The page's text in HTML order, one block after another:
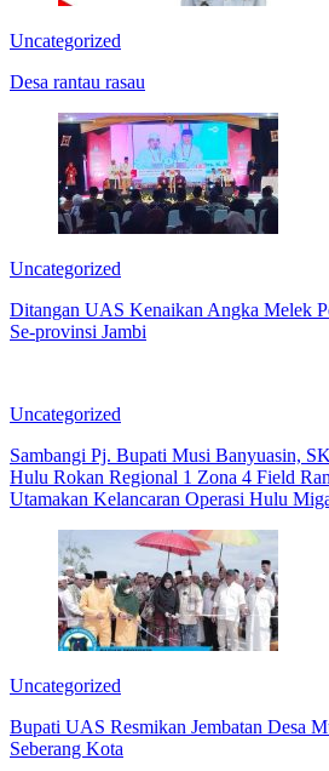
Uncategorized
Desa rantau rasau
Uncategorized
Ditangan UAS Kenaikan Angka Melek
Se-provinsi Jambi
Uncategorized
Sambangi Pj. Bupati Musi Banyuasin,
Hulu Rokan Regional 1 Zona 4 Field
Utamakan Kelancaran Operasi Hulu
Uncategorized
Bupati UAS Resmikan Jembatan Desa
Seberang Kota